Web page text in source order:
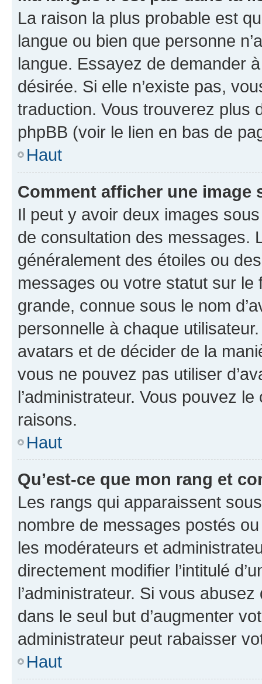
La raison la plus probable est
langue ou bien que personne
langue. Essayez de demander
désirée. Si elle n’existe pas,
traduction. Vous trouverez plus
phpBB (voir le lien en bas de
Haut
Comment afficher une image
Il peut y avoir deux images
de consultation des messages.
généralement des étoiles ou
messages ou votre statut sur
grande, connue sous le nom
personnelle à chaque utilisateur.
avatars et de décider de la
vous ne pouvez pas utiliser
l’administrateur. Vous pouvez
raisons.
Haut
Qu’est-ce que mon rang et
Les rangs qui apparaissent
nombre de messages postés
les modérateurs et
directement modifier l’intitulé
l’administrateur. Si vous
dans le seul but d’augmenter
administrateur peut rabaisser
Haut